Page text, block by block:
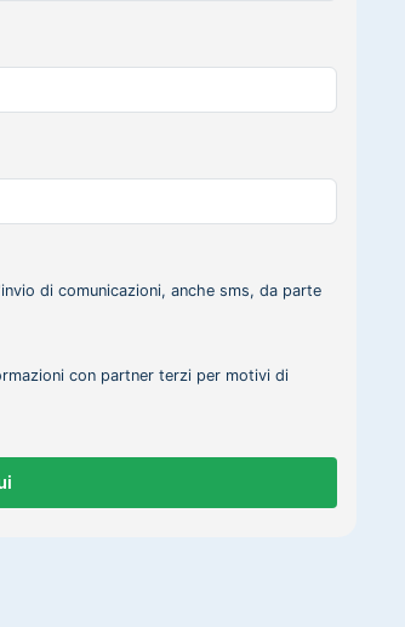
di comunicazioni, anche sms, da parte
con partner terzi per motivi di